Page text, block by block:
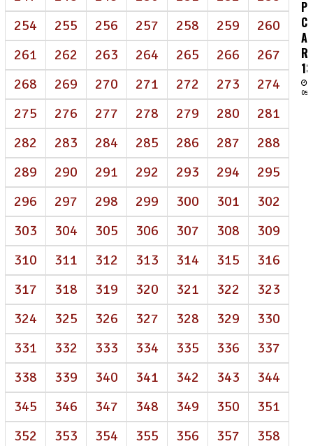
254
255 256 257 258 259
260
261
262 263 264 265 266
267
268
269 270 271 272 273
274
275
276 277 278 279 280
281
282
283 284 285 286 287
288
289
290 291 292 293 294
295
296
297 298 299 300 301
302
303
304 305 306 307 308
309
310
311 312 313 314 315
316
317
318 319 320 321 322
323
324
325 326 327 328 329
330
331
332 333 334 335 336
337
338
339 340 341 342 343
344
345
346 347 348 349 350
351
352
353 354 355 356 357 358
A
05/